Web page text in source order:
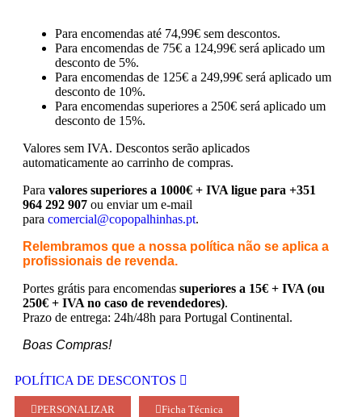
Para encomendas até 74,99€ sem descontos.
Para encomendas de 75€ a 124,99€ será aplicado um
desconto de 5%.
Para encomendas de 125€ a 249,99€ será aplicado um
desconto de 10%.
Para encomendas superiores a 250€ será aplicado um
desconto de 15%.
Valores sem IVA. Descontos serão aplicados
automaticamente ao carrinho de compras.
Para valores superiores a 1000€ + IVA ligue para +351
964 292 907 ou enviar um e-mail
para comercial@copopalhinhas.pt.
Relembramos que a nossa política não se aplica a
profissionais de revenda.
Portes grátis para encomendas superiores a 15€ + IVA (ou
250€ + IVA no caso de revendedores).
Prazo de entrega: 24h/48h para Portugal Continental.
Boas Compras!
POLÍTICA DE DESCONTOS
PERSONALIZAR Ficha Técnica